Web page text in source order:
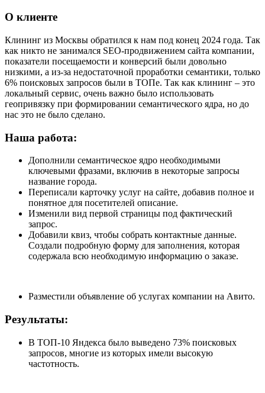
О клиенте
Клининг из Москвы обратился к нам под конец 2024 года. Так
как никто не занимался SEO-продвижением сайта компании,
показатели посещаемости и конверсий были довольно
низкими, а из-за недостаточной проработки семантики, только
6% поисковых запросов были в ТОПе. Так как клининг – это
локальный сервис, очень важно было использовать
геопривязку при формировании семантического ядра, но до
нас это не было сделано.
Наша работа:
Дополнили семантическое ядро необходимыми
ключевыми фразами, включив в некоторые запросы
название города.
Переписали карточку услуг на сайте, добавив полное и
понятное для посетителей описание.
Изменили вид первой страницы под фактический
запрос.
Добавили квиз, чтобы собрать контактные данные.
Создали подробную форму для заполнения, которая
содержала всю необходимую информацию о заказе.
Разместили объявление об услугах компании на Авито.
Результаты:
В ТОП-10 Яндекса было выведено 73% поисковых
запросов, многие из которых имели высокую
частотность.